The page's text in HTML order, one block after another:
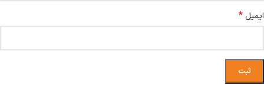
ایمیل *